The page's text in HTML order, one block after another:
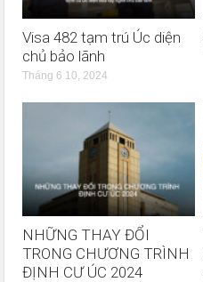
Visa 482 tạm trú Úc diện
chủ bảo lãnh
Tháng 6 10, 2024
NHỮNG THAY ĐỔI
TRONG CHƯƠNG TRÌNH
ĐỊNH CƯ ÚC 2024